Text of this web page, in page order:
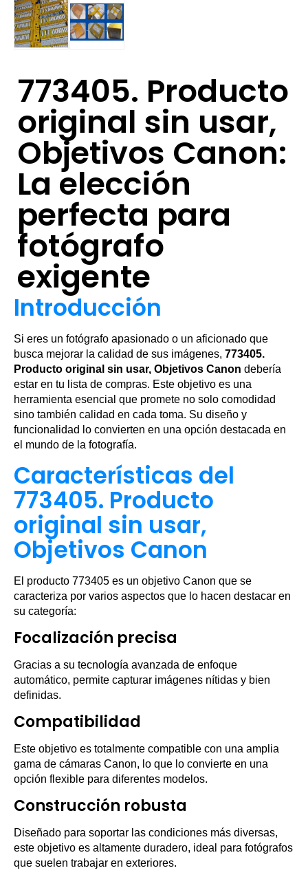
773405. Producto
original sin usar,
Objetivos Canon:
La elección
perfecta para
fotógrafo
exigente
Introducción
Si eres un fotógrafo apasionado o un aficionado que
busca mejorar la calidad de sus imágenes, 773405.
Producto original sin usar, Objetivos Canon debería
estar en tu lista de compras. Este objetivo es una
herramienta esencial que promete no solo comodidad
sino también calidad en cada toma. Su diseño y
funcionalidad lo convierten en una opción destacada en
el mundo de la fotografía.
Características del
773405. Producto
original sin usar,
Objetivos Canon
El producto 773405 es un objetivo Canon que se
caracteriza por varios aspectos que lo hacen destacar en
su categoría:
Focalización precisa
Gracias a su tecnología avanzada de enfoque
automático, permite capturar imágenes nítidas y bien
definidas.
Compatibilidad
Este objetivo es totalmente compatible con una amplia
gama de cámaras Canon, lo que lo convierte en una
opción flexible para diferentes modelos.
Construcción robusta
Diseñado para soportar las condiciones más diversas,
este objetivo es altamente duradero, ideal para fotógrafos
que suelen trabajar en exteriores.